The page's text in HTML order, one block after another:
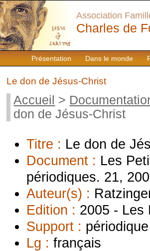
Présentation Dans le monde
Association
Charles de
Le don de Jésus-Christ
Accueil >
don de Jésus-Christ
Titre : Le don de
Document : Les
périodiques. 21,
Auteur(s) :
Edition : 2005 - Les
Support : périodique
Lg : français